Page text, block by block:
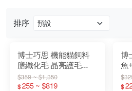
排序
博士巧思 機能貓飼料
膳纖化毛 晶亮護毛
1.5KG/7.5KG
$359 ~ $1,350
$255 ~ $819
博士巧
魚
/
$